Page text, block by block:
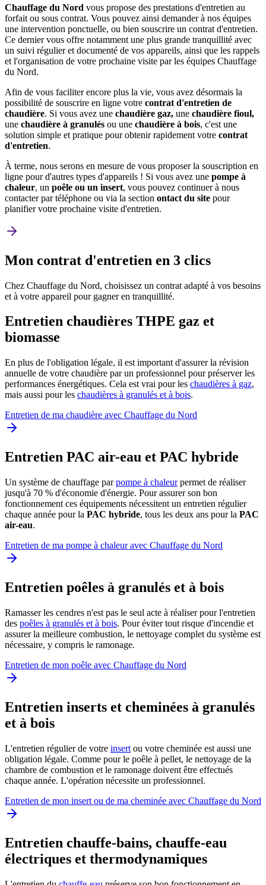
Chauffage du Nord vous propose des prestations d'entretien au
forfait ou sous contrat. Vous pouvez ainsi demander à nos équipes
une intervention ponctuelle, ou bien souscrire un contrat d'entretien.
Ce dernier vous offre notamment une plus grande tranquillité avec
un suivi régulier et documenté de vos appareils, ainsi que les rappels
et l'organisation de votre prochaine visite par les équipes Chauffage
du Nord.
Afin de vous faciliter encore plus la vie, vous avez désormais la
possibilité de souscrire en ligne votre contrat d'entretien de
chaudière. Si vous avez une chaudière gaz, une chaudière fioul,
une chaudière à granulés ou une chaudière à bois, c'est une
solution simple et pratique pour obtenir rapidement votre contrat
d'entretien.
À terme, nous serons en mesure de vous proposer la souscription en
ligne pour d'autres types d'appareils ! Si vous avez une pompe à
chaleur, un poêle ou un insert, vous pouvez continuer à nous
contacter par téléphone ou via la section ontact du site pour
planifier votre prochaine visite d'entretien.
Mon contrat d'entretien en 3 clics
Chez Chauffage du Nord, choisissez un contrat adapté à vos besoins
et à votre appareil pour gagner en tranquillité.
Entretien chaudières THPE gaz et
biomasse
En plus de l'obligation légale, il est important d'assurer la révision
annuelle de votre chaudière par un professionnel pour préserver les
performances énergétiques. Cela est vrai pour les chaudières à gaz,
mais aussi pour les chaudières à granulés et à bois.
Entretien de ma chaudière avec Chauffage du Nord
Entretien PAC air-eau et PAC hybride
Un système de chauffage parpompe à chaleurpermet de réaliser
jusqu'à 70 % d'économie d'énergie. Pour assurer son bon
fonctionnement ces équipements nécessitent un entretien régulier
chaque année pour la PAC hybride, tous les deux ans pour la PAC
air-eau.
Entretien de ma pompe à chaleur avec Chauffage du Nord
Entretien poêles à granulés et à bois
Ramasser les cendres n'est pas le seul acte à réaliser pour l'entretien
des poêles à granulés et à bois. Pour éviter tout risque d'incendie et
assurer la meilleure combustion, le nettoyage complet du système est
nécessaire, y compris le ramonage.
Entretien de mon poêle avec Chauffage du Nord
Entretien inserts et cheminées à granulés
et à bois
L'entretien régulier de votre insert ou votre cheminée est aussi une
obligation légale. Comme pour le poêle à pellet, le nettoyage de la
chambre de combustion et le ramonage doivent être effectués
chaque année. L'opération nécessite un professionnel.
Entretien de mon insert ou de ma cheminée avec Chauffage du Nord
Entretien chauffe-bains, chauffe-eau
électriques et thermodynamiques